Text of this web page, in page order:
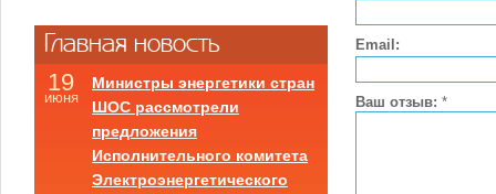
Email:
Ваш отзыв: *
Главная новость
19
июня
Министры энергетики стран
ШОС рассмотрели
предложения
Исполнительного комитета
Электроэнергетического